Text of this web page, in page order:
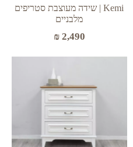
Kemi | שידה מעוצבת סטריפים
מלבניים
₪2,490